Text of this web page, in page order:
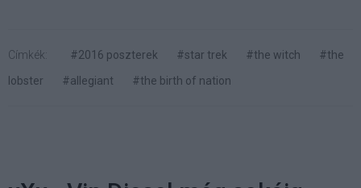
Címkék: #2016 poszterek #star trek #the witch
#the
lobster
#allegiant #the birth of nation